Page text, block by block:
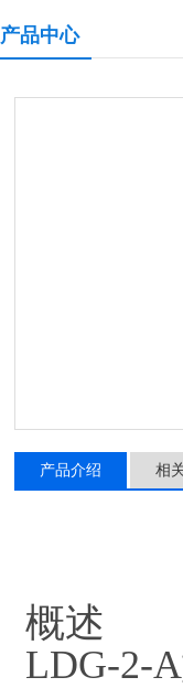
产品中心
产品介绍 相
概述
LDG-2-A